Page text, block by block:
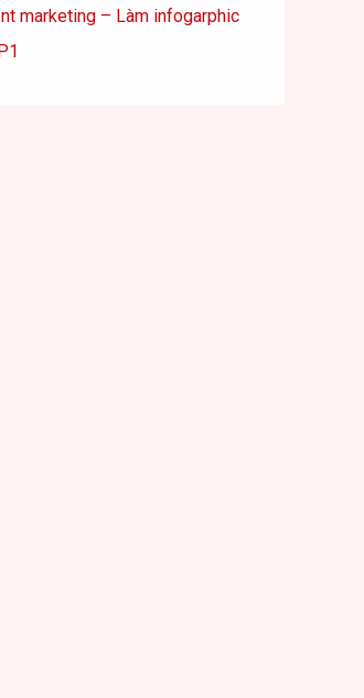
marketing – Làm infogarphic